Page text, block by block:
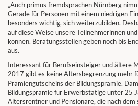
„Auch primus fremdsprachen Nürnberg
Gerade für Personen mit einem niedrigen
besonders wichtig, sich weiterzubilden.
auf diese Weise unsere Teilnehmerinnen
können. Beratungsstellen geben noch bis
aus.
Interessant für Berufseinsteiger und ältere
2017 gibt es keine Altersbegrenzung mehr
Prämiengutscheins der Bildungsprämie.
Bildungsprämie für Erwerbstätige unter 25
Altersrentner und Pensionäre, die nach dem